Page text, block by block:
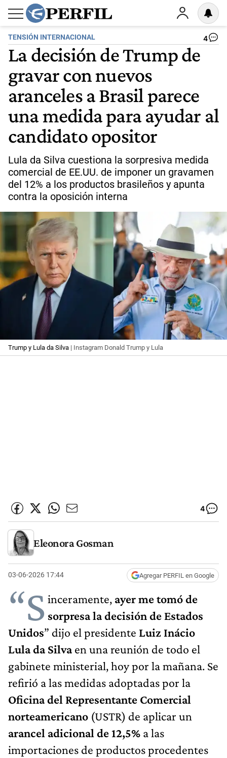
TENSIÓN INTERNACIONAL 4
La decisión de Trump de
gravar con nuevos
aranceles a Brasil parece
una medida para ayudar al
candidato opositor
Lula da Silva cuestiona la sorpresiva medida
comercial de EE.UU. de imponer un gravamen
del 12% a los productos brasileños y apunta
contra la oposición interna
Trump y Lula da Silva | Instagram Donald Trump y Lula
4
Eleonora Gosman
03-06-2026 17:44 Agregar PERFIL en Google
“S inceramente, ayer me tomó de
sorpresa la decisión de Estados
Unidos” dijo el presidente Luiz Inácio
Lula da Silvaen una reunión de todo el
gabinete ministerial, hoy por la mañana. Se
refirió a las medidas adoptadas por la
Oficina del Representante Comercial
norteamericano (USTR) de aplicar un
arancel adicional de 12,5% a las
importaciones de productos procedentes